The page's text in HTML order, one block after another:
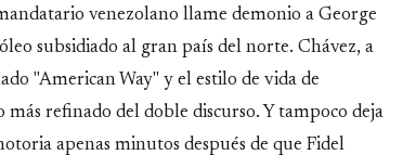
venezolano llame demonio a George
subsidiado al gran país del norte. Chávez, a
"American Way" y el estilo de vida de
refinado del doble discurso. Y tampoco deja
apenas minutos después de que Fidel